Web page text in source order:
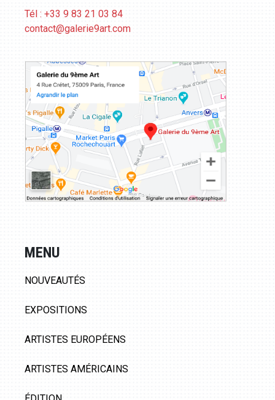
Tél : +33 9 83 21 03 84
contact@galerie9art.com
MENU
NOUVEAUTÉS
EXPOSITIONS
ARTISTES EUROPÉENS
ARTISTES AMÉRICAINS